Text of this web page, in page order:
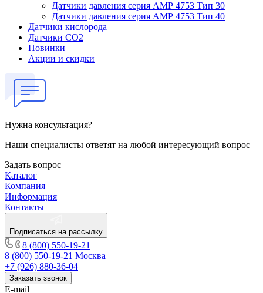
Датчики давления серия АМР 4753 Тип 30
Датчики давления серия АМР 4753 Тип 40
Датчики кислорода
Датчики CO2
Новинки
Акции и скидки
Нужна консультация?
Наши специалисты ответят на любой интересующий вопрос
Задать вопрос
Каталог
Компания
Информация
Контакты
Подписаться на рассылку
8 (800) 550-19-21
8 (800) 550-19-21 Москва
+7 (926) 880-36-04
Заказать звонок
E-mail